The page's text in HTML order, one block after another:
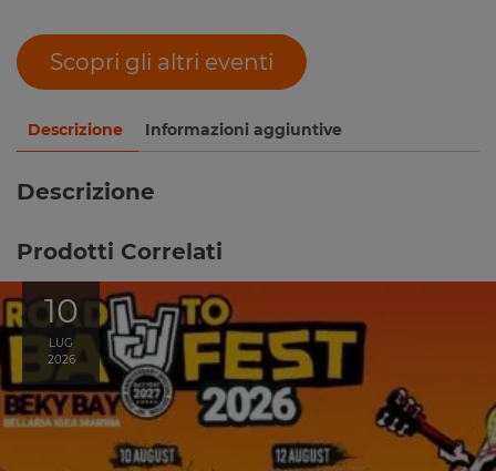
Scopri gli altri eventi
Descrizione Informazioni aggiuntive
Descrizione
Prodotti Correlati
10
LUG
2026